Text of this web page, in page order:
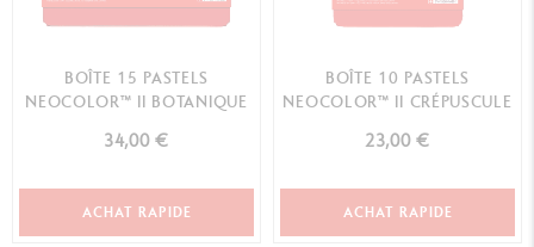
BOÎTE 15 PASTELS
NEOCOLOR™ II BOTANIQUE
34,00 €
ACHAT RAPIDE
BOÎTE 10 PASTELS
NEOCOLOR™ II CRÉPUSCULE
23,00 €
ACHAT RAPIDE